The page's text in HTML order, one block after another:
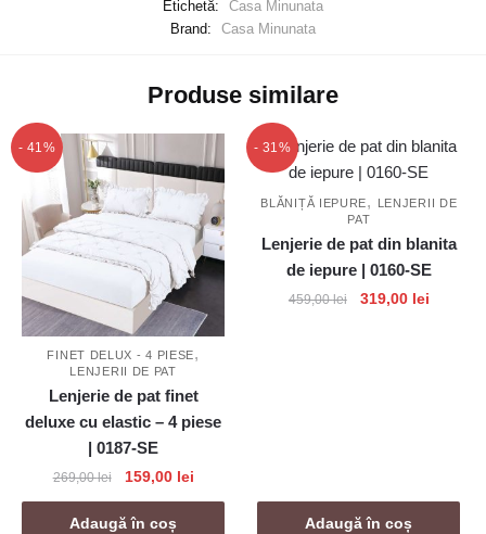
Etichetă:
Casa Minunata
Brand:
Casa Minunata
Produse similare
- 41%
FINET DELUX - 4 PIESE,
LENJERII DE PAT
Lenjerie de pat finet
deluxe cu elastic – 4 piese
| 0187-SE
269,00lei
Prețul
inițial
a
159,00 leiPrețul
curent
Adaugă în coș
- 31%
BLĂNIȚĂ IEPURE,
LENJERII DE
PAT
Lenjerie de pat din blanita
de iepure | 0160-SE
459,00lei
Prețul
319,00 leiPrețul
Adaugă în coș